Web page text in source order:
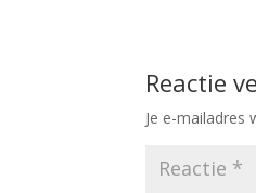
Reactie
Je e-mailadres